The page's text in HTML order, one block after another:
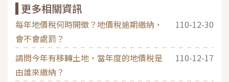
更多相關資訊
每年地價稅何時開徵？地價稅逾期繳納，
會不會處罰？
110-12-30
請問今年有移轉土地，當年度的地價稅是
由誰來繳納？
110-12-17